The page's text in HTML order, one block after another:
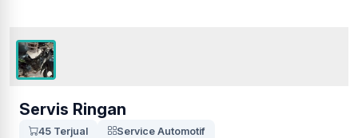
Servis Ringan
45 Terjual
Service Automotif